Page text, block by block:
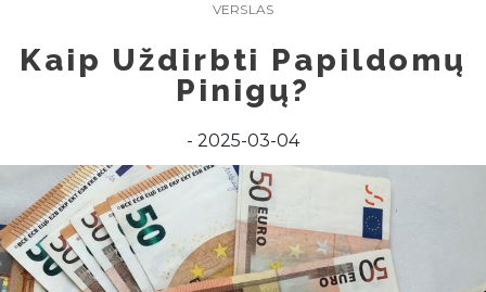
VERSLAS
Kaip Uždirbti Papildomų
Pinigų?
2025-03-04